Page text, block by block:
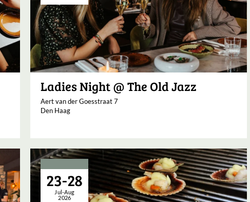
Ladies Night @ The Old Jazz
Aert van der Goesstraat 7
Den Haag
23-28
Jul-Aug
2026